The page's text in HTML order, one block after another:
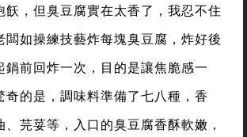
飫，但臭豆腐實在太香了，我忍不住
闆如操練技藝炸每塊臭豆腐，炸好後
鍋前回炸一次，目的是讓焦脆感一
奇的是，調味料準備了七八種，香
芫荽等，入口的臭豆腐香酥軟嫩，